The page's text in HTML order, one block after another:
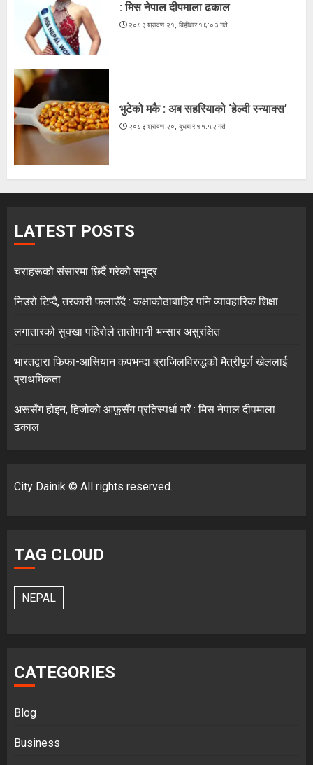
: मिस नेपाल दीपमाला ढकाल
२०८३ श्रावण २१, बिहीबार १६:०३ गते
भुटेको मकै : अब सहरियाको ‘हेल्दी स्न्याक्स’
२०८३ श्रावण २०, बुधबार १५:५२ गते
LATEST POSTS
चराहरूको संसारमा छिर्दै गरेको समुद्र
निउरो टिप्दै, तरकारी फलाउँदै : कक्षाकोठाबाहिर पनि व्यावहारिक शिक्षा
लगातारको सुक्खा पहिरोले तातोपानी भन्सार असुरक्षित
भारतद्वारा फिफा-आसियान कपभन्दा ब्राजिलविरुद्धको मैत्रीपूर्ण खेललाई
प्राथमिकता
अरूसँग होइन, हिजोको आफूसँग प्रतिस्पर्धा गरेँ : मिस नेपाल दीपमाला
ढकाल
City Dainik © All rights reserved.
TAG CLOUD
NEPAL
CATEGORIES
Blog
Business